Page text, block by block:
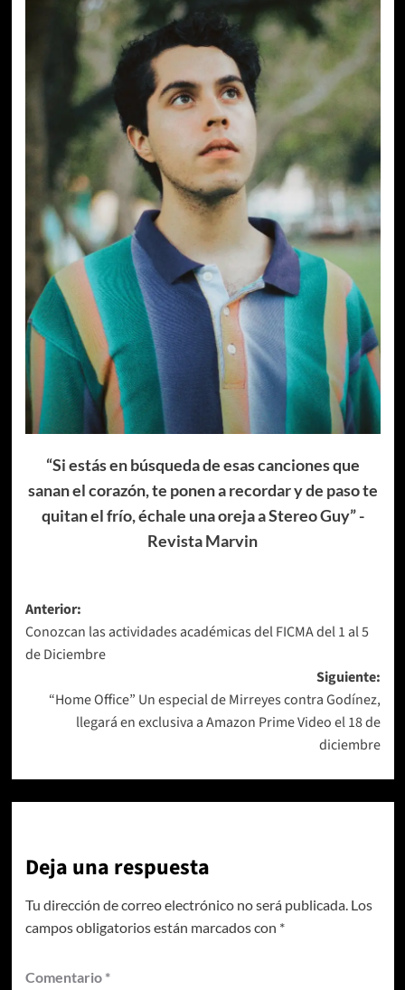
“Si estás en búsqueda de esas canciones que
sanan el corazón, te ponen a recordar y de paso te
quitan el frío, échale una oreja a Stereo Guy” -
Revista Marvin
Navegación
de
entradas
Anterior:
Conozcan las actividades académicas del FICMA del 1 al 5
de Diciembre
Siguiente:
“Home Office” Un especial de Mirreyes contra Godínez,
llegará en exclusiva a Amazon Prime Video el 18 de
diciembre
Deja una respuesta
Tu dirección de correo electrónico no será publicada. Los
campos obligatorios están marcados con *
Comentario *